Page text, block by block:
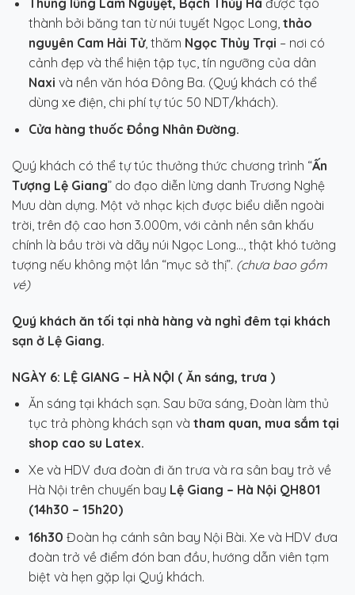
thành bởi băng tan từ núi tuyết Ngọc Long, thảo
nguyên Cam Hải Tử, thăm Ngọc Thủy Trại – nơi có
cảnh đẹp và thể hiện tập tục, tín ngưỡng của dân
Naxi và nền văn hóa Đông Ba. (Quý khách có thể
dùng xe điện, chi phí tự túc 50 NDT/khách).
Cửa hàng thuốc Đồng Nhân Đường.
Quý khách có thể tự túc thưởng thức chương trình “Ấn
Tượng Lệ Giang” do đạo diễn lừng danh Trương Nghệ
Mưu dàn dựng. Một vở nhạc kịch được biểu diễn ngoài
trời, trên độ cao hơn 3.000m, với cảnh nền sân khấu
chính là bầu trời và dãy núi Ngọc Long…, thật khó tưởng
tượng nếu không một lần “mục sở thị”. (chưa bao gồm
vé)
Quý khách ăn tối tại nhà hàng và nghỉ đêm tại khách
sạn ở Lệ Giang.
NGÀY 6: LỆ GIANG – HÀ NỘI ( Ăn sáng, trưa )
Ăn sáng tại khách sạn. Sau bữa sáng, Đoàn làm thủ
tục trả phòng khách sạn và tham quan, mua sắm tại
shop cao su Latex.
Xe và HDV đưa đoàn đi ăn trưa và ra sân bay trở về
Hà Nội trên chuyến bay Lệ Giang – Hà Nội QH801
(14h30 – 15h20)
16h30 Đoàn hạ cánh sân bay Nội Bài. Xe và HDV đưa
đoàn trở về điểm đón ban đầu, hướng dẫn viên tạm
biệt và hẹn gặp lại Quý khách.